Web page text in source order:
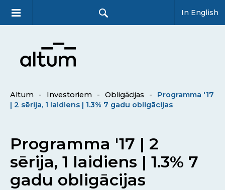
In English
Altum - Investoriem - Obligācijas -
Programma '17
| 2 sērija, 1 laidiens | 1.3% 7 gadu obligācijas
Programma '17 | 2
sērija, 1 laidiens | 1.3% 7
gadu obligācijas